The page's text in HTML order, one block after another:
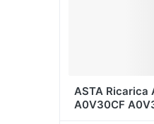
ASTA Ricarica
A0V30CF